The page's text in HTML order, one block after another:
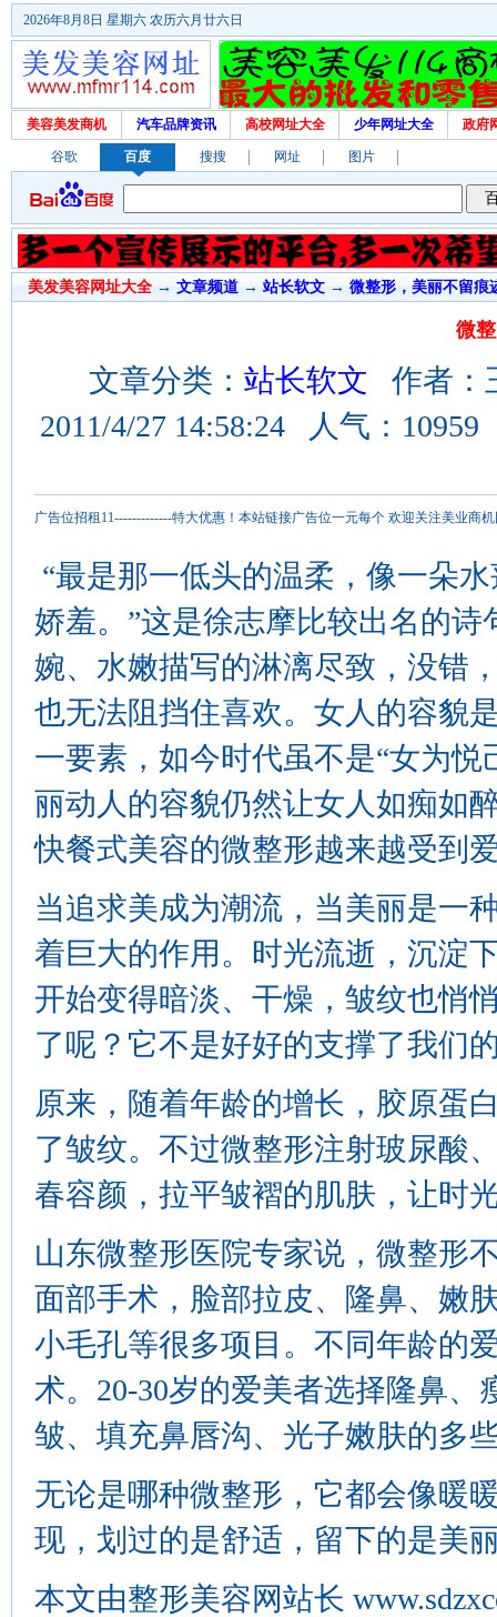
2026年8月8日 星期六 农历六月廿六日
美容美发商机 汽车品牌资讯 高校网址大全 少年网址大全 政府
谷歌 百度 搜搜 网址 图片
美发美容网址大全 → 文章频道→站长软文 → 微整形，美丽不留痕
微
文章分类： 站长软文 作者：
2011/4/27 14:58:24 人气：
广告位招租11-------------特大优惠！本站链接广告位一元每个 欢迎关注美业商
“最是那一低头的温柔，像一朵
娇羞。”这是徐志摩比较出名的诗
婉、水嫩描写的淋漓尽致，没错
也无法阻挡住喜欢。女人的容貌
一要素，如今时代虽不是“女为悦
丽动人的容貌仍然让女人如痴如
快餐式美容的微整形越来越受到
当追求美成为潮流，当美丽是一
着巨大的作用。时光流逝，沉淀
开始变得暗淡、干燥，皱纹也悄
了呢？它不是好好的支撑了我们
原来，随着年龄的增长，胶原蛋
了皱纹。不过微整形注射玻尿酸
春容颜，拉平皱褶的肌肤，让时
山东微整形医院专家说，微整形
面部手术，脸部拉皮、隆鼻、嫩
小毛孔等很多项目。不同年龄的
术。20-30岁的爱美者选择隆鼻
皱、填充鼻唇沟、光子嫩肤的多
无论是哪种微整形，它都会像暖
现，划过的是舒适，留下的是美
本文由整形美容网站长